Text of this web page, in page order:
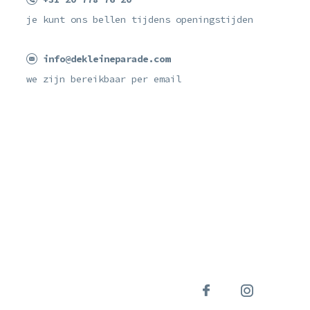
je kunt ons bellen tijdens openingstijden
info@dekleineparade.com
we zijn bereikbaar per email